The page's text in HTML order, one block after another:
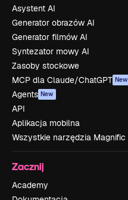
Asystent AI
Generator obrazów AI
Generator filmów AI
Syntezator mowy AI
Zasoby stockowe
MCP dla Claude/ChatGPT New
Agents New
API
Aplikacja mobilna
Wszystkie narzędzia Magnific
Zacznij
Academy